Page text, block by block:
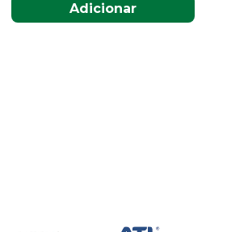
Adicionar